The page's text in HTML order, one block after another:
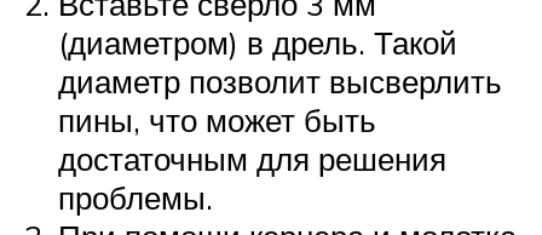
(диаметром) в дрель. Такой
диаметр позволит высверлить
пины, что может быть
достаточным для решения
проблемы.